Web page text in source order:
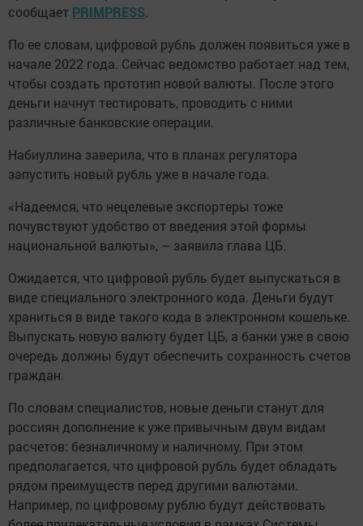
сообщает PRIMPRESS.
По ее словам, цифровой рубль должен появиться уже в
начале 2022 года. Сейчас ведомство работает над тем,
чтобы создать прототип новой валюты. После этого
деньги начнут тестировать, проводить с ними
различные банковские операции.
Набиуллина заверила, что в планах регулятора
запустить новый рубль уже в начале года.
«Надеемся, что нецелевые экспортеры тоже
почувствуют удобство от введения этой формы
национальной валюты», – заявила глава ЦБ.
Ожидается, что цифровой рубль будет выпускаться в
виде специального электронного кода. Деньги будут
храниться в виде такого кода в электронном кошельке.
Выпускать новую валюту будет ЦБ, а банки уже в свою
очередь должны будут обеспечить сохранность счетов
граждан.
По словам специалистов, новые деньги станут для
россиян дополнение к уже привычным двум видам
расчетов: безналичному и наличному. При этом
предполагается, что цифровой рубль будет обладать
рядом преимуществ перед другими валютами.
Например, по цифровому рублю будут действовать